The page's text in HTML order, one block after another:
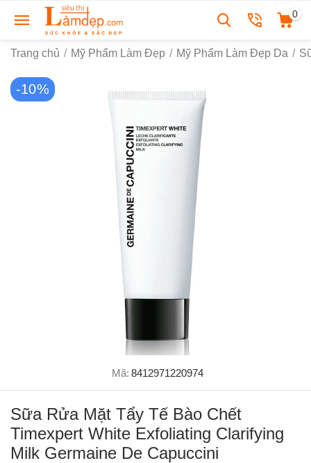
0
Trang chủ / Mỹ Phẩm Làm Đẹp / Mỹ Phẩm Làm Đẹp Da /
-10%
Mã: 8412971220974
Sữa Rửa Mặt Tẩy Tế Bào Chết
Timexpert White Exfoliating Clarifying
Milk Germaine De Capuccini